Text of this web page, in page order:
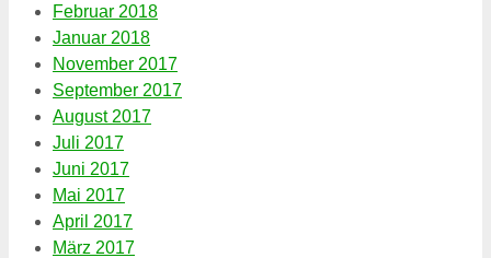
Februar 2018
Januar 2018
November 2017
September 2017
August 2017
Juli 2017
Juni 2017
Mai 2017
April 2017
März 2017